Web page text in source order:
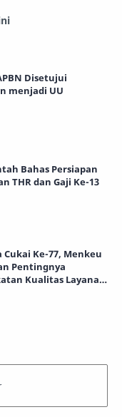
Disetujui
menjadi UU
Bahas Persiapan
THR dan Gaji Ke-13
Cukai Ke-77, Menkeu
Pentingnya
Kualitas Layanan